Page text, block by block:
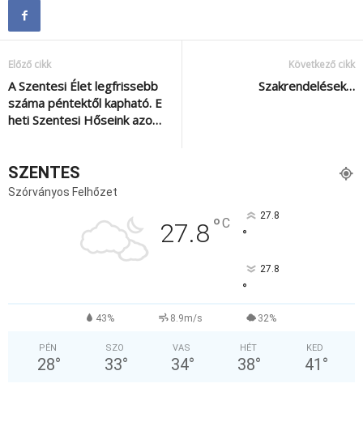
Előző cikk
A Szentesi Élet legfrissebb
száma péntektől kapható. E
heti Szentesi Hőseink azo…
Következő cikk
Szakrendelések…
SZENTES
Szórványos Felhőzet
27.8°C 27.8
°
27.8
°
43% 8.9m/s 32%
PÉN
28°
SZO
33°
VAS
34°
HÉT
38°
KED
41 °